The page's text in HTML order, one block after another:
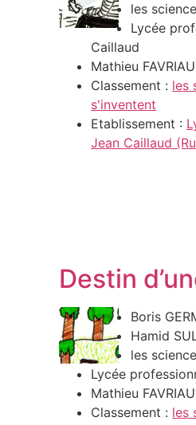
les
Lycée
Caillaud
Mathieu FAVRIAU
Classement : les
s'inventent
Etablissement :
Jean Caillaud
Destin
Boris
Hamid
les
Lycée
Mathieu FAVRIAU
Classement : les